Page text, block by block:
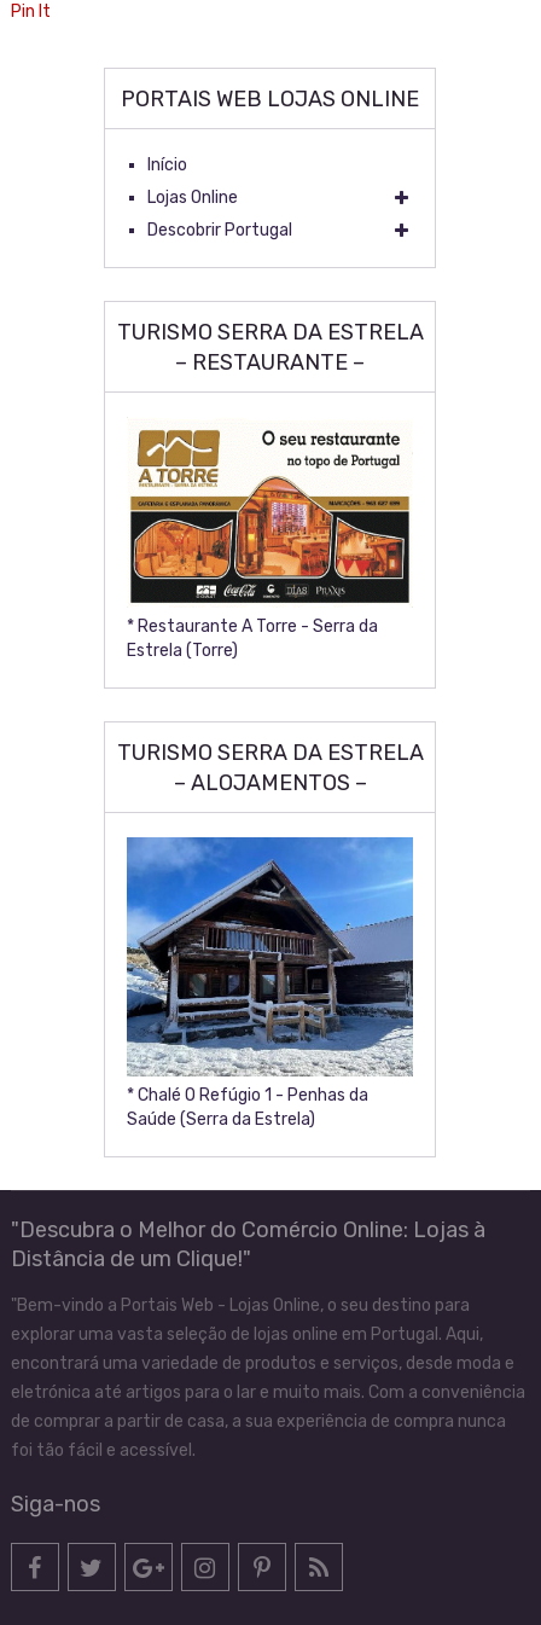
Pin It
PORTAIS WEB LOJAS ONLINE
Início
Lojas Online
Descobrir Portugal
TURISMO SERRA DA ESTRELA
– RESTAURANTE –
* Restaurante A Torre - Serra da
Estrela (Torre)
TURISMO SERRA DA ESTRELA
– ALOJAMENTOS –
* Chalé O Refúgio 1 - Penhas da
Saúde (Serra da Estrela)
"Descubra o Melhor do Comércio Online: Lojas à
Distância de um Clique!"
"Bem-vindo a Portais Web - Lojas Online, o seu destino para
explorar uma vasta seleção de lojas online em Portugal. Aqui,
encontrará uma variedade de produtos e serviços, desde moda e
eletrónica até artigos para o lar e muito mais. Com a conveniência
de comprar a partir de casa, a sua experiência de compra nunca
foi tão fácil e acessível.
Siga-nos